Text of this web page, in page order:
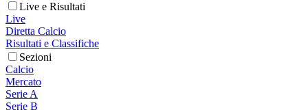
Live e Risultati
Live
Diretta Calcio
Risultati e Classifiche
Sezioni
Calcio
Mercato
Serie A
Serie B